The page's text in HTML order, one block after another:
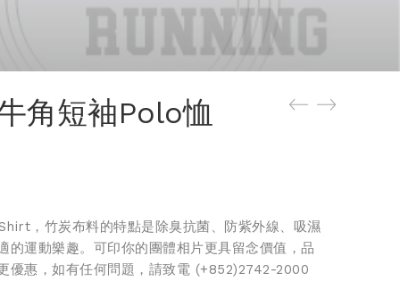
角短袖Polo恤
，竹炭布料的特點是除臭抗菌、防紫外線、吸濕
的運動樂趣。可印你的團體相片更具留念價值，品
優惠，如有任何問題，請致電 (+852)2742-2000